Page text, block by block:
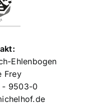
Ehlenbogen
Frey
- 9503-0